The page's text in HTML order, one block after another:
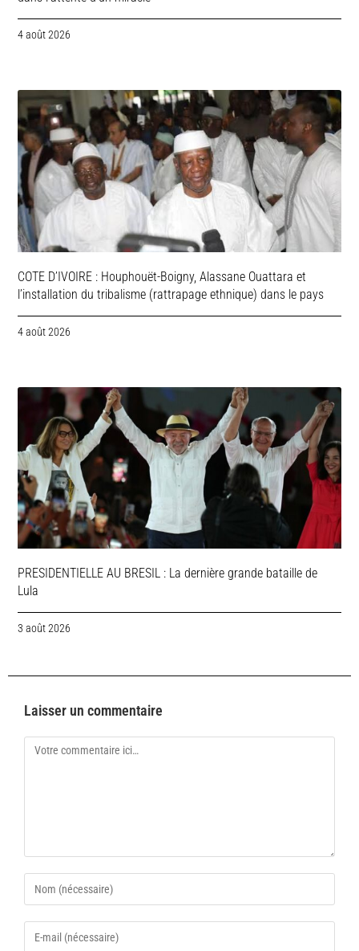
4 août 2026
COTE D’IVOIRE : Houphouët-Boigny, Alassane Ouattara et
l’installation du tribalisme (rattrapage ethnique) dans le pays
4 août 2026
PRESIDENTIELLE AU BRESIL : La dernière grande bataille de
Lula
3 août 2026
Laisser un commentaire